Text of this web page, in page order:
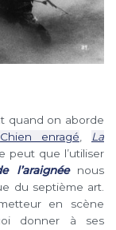
quand on aborde
Chien enragé, La
peut que l’utiliser
l’araignéenous
du septième art.
en scène
donner à ses